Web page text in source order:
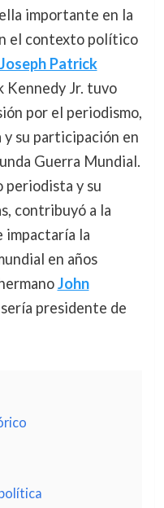
importante en la
el contexto político
Joseph Patrick
Kennedy Jr. tuvo
por el periodismo,
su participación en
Guerra Mundial.
periodista y su
contribuyó a la
impactaría la
en años
John
presidente de